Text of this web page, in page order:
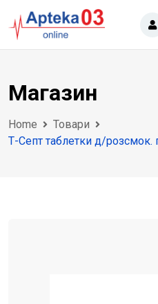
to
content
Магазин
Home
Товари
Т-Септ таблетки д/